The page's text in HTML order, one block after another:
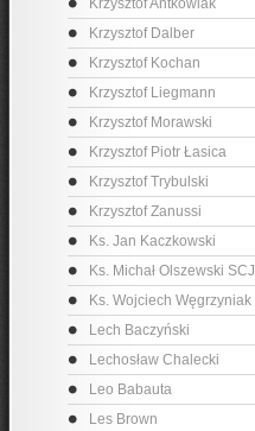
Krzysztof Antkowiak
Krzysztof Dalber
Krzysztof Kochan
Krzysztof Liegmann
Krzysztof Morawski
Krzysztof Piotr Łasica
Krzysztof Trybulski
Krzysztof Zanussi
Ks. Jan Kaczkowski
Ks. Michał Olszewski SCJ
Ks. Wojciech Węgrzyniak
Lech Baczyński
Lechosław Chalecki
Leo Babauta
Les Brown